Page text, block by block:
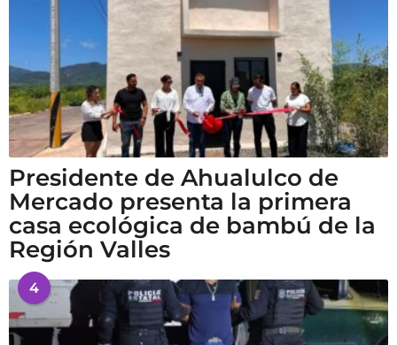
Presidente de Ahualulco de
Mercado presenta la primera
casa ecológica de bambú de la
Región Valles
4